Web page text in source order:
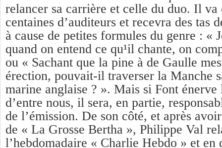
relancer sa carrière et celle du duo. Il va
centaines d’auditeurs et recevra des tas
à cause de petites formules du genre : «
quand on entend ce qu¹il chante, on
ou « Sachant que la pine à de Gaulle
érection, pouvait-il traverser la Manche
marine anglaise ? ». Mais si Font énerve
d’entre nous, il sera, en partie,
de l’émission. De son côté, et après
de « La Grosse Bertha », Philippe Val
l’hebdomadaire « Charlie Hebdo » et en